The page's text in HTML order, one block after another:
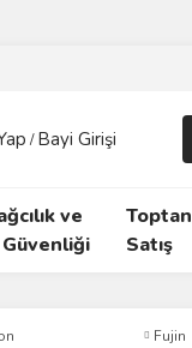
/ Bayi Girişi
ve
Güvenliği
Toptan
Satış
Fujin